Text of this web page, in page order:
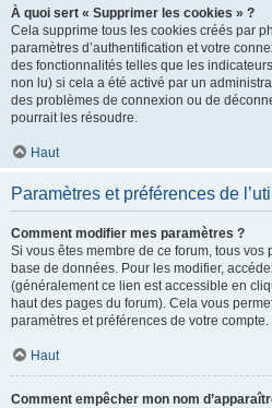
À quoi sert « Supprimer les cookies » ?
Cela supprime tous les cookies créés par
paramètres d’authentification et votre
des fonctionnalités telles que les
non lu) si cela a été activé par un
des problèmes de connexion ou de
pourrait les résoudre.
Haut
Paramètres et préférences de
Comment modifier mes paramètres ?
Si vous êtes membre de ce forum, tous vos
base de données. Pour les modifier,
(généralement ce lien est accessible en
haut des pages du forum). Cela vous
paramètres et préférences de votre compte.
Haut
Comment empêcher mon nom